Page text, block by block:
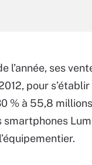
l’année, ses
pour s’établir
% à 55,8 millions
smartphones